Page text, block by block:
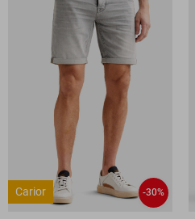
Carior -30%